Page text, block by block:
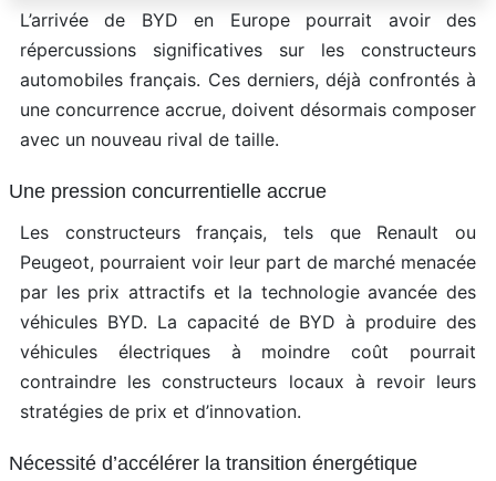
L’arrivée de BYD en Europe pourrait avoir des
répercussions significatives sur les constructeurs
automobiles français. Ces derniers, déjà confrontés à
une concurrence accrue, doivent désormais composer
avec un nouveau rival de taille.
Une pression concurrentielle accrue
Les constructeurs français, tels que Renault ou
Peugeot, pourraient voir leur part de marché menacée
par les prix attractifs et la technologie avancée des
véhicules BYD. La capacité de BYD à produire des
véhicules électriques à moindre coût pourrait
contraindre les constructeurs locaux à revoir leurs
stratégies de prix et d’innovation.
Nécessité d’accélérer la transition énergétique